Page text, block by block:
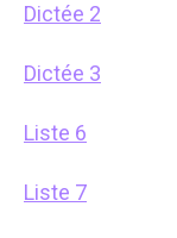
Dictée 2
Dictée 3
Liste 6
Liste 7